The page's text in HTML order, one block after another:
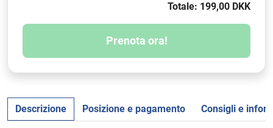
Totale: 199,00 DKK
Prenota ora!
Descrizione Posizione e pagamento Consigli e